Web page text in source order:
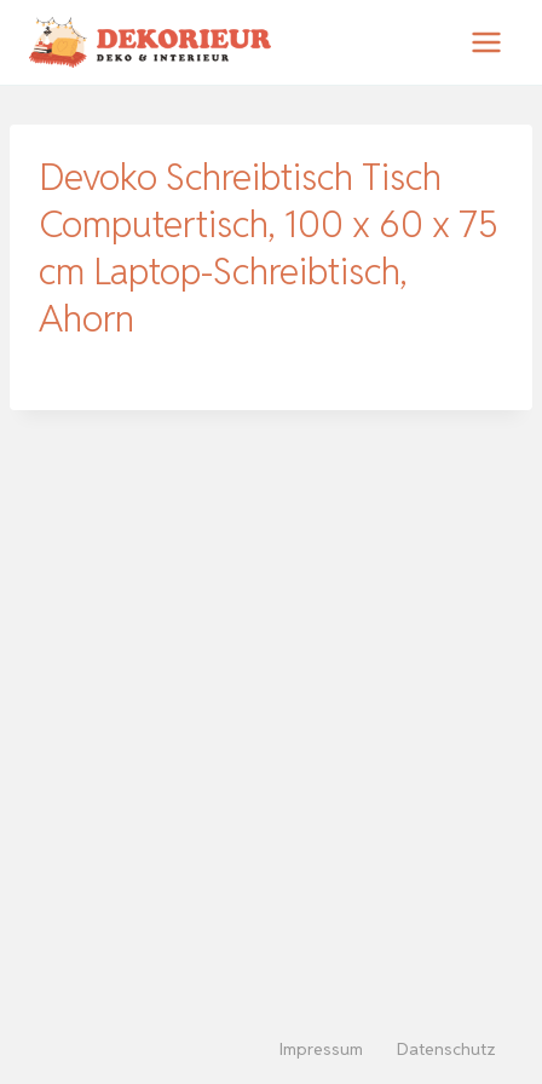
Zum
Inhalt
Devoko Schreibtisch Tisch
Computertisch, 100 x 60 x 75
cm Laptop-Schreibtisch,
Ahorn
Impressum Datenschutz